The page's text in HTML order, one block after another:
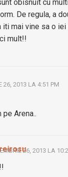
obisnuit cu
De regula, a
iti mai vine sa o iei
mult!!
26, 2013 LA 4:51 PM
pe Arena..
26, 2013 LA